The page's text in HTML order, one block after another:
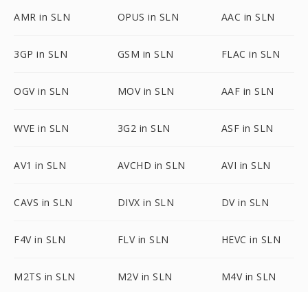
AMR in SLN OPUS in SLN AAC in SLN
3GP in SLN GSM in SLN FLAC in SLN
OGV in SLN MOV in SLN AAF in SLN
WVE in SLN 3G2 in SLN ASF in SLN
AV1 in SLN AVCHD in SLN AVI in SLN
CAVS in SLN DIVX in SLN DV in SLN
F4V in SLN FLV in SLN HEVC in SLN
M2TS in SLN M2V in SLN M4V in SLN